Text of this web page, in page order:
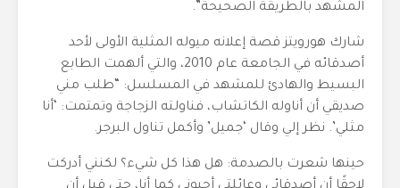
المشهد بالطريقة الصحيحة”.
شارك هورويتز قصة إعلانه ميوله المثلية الأولى لأحد
أصدقائه في الجامعة عام 2010، والتي ألهمت الطابع
البسيط والهادئ للمشهد في المسلسل: “طلب مني
صديقي أن أناوله الكاتشاب، فناولته الزجاجة وتمتمت: ‘أنا
مثلي’. نظر إلي وقال ‘جميل’ وأكمل تناول البرجر.
حينها شعرت بالصدمة: هل هذا كل شيء؟ لكنني أدركت